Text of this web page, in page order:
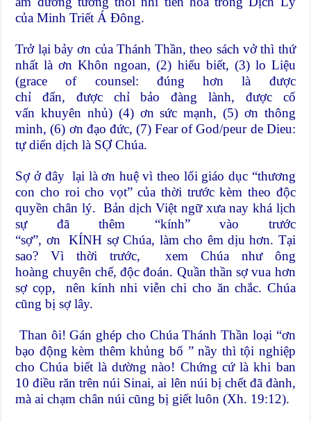
của Minh Triết Á Đông.
Trở lại bảy ơn của Thánh Thần, theo sách vở thì thứ
nhất là ơn Khôn ngoan, (2) hiểu biết, (3) lo Liệu
(grace of counsel: đúng hơn là được
chỉ đẩn, được chỉ bảo đàng lành, được cố
vấn khuyên nhủ) (4) ơn sức mạnh, (5) ơn thông
minh, (6) ơn đạo đức, (7) Fear of God/peur de Dieu:
tự diển dịch là SỢ Chúa.
Sợ ở đây lại là ơn huệ vì theo lối giáo dục “thương
con cho roi cho vọt” của thời trước kèm theo độc
quyền chân lý. Bản dịch Việt ngữ xưa nay khá lịch
sự đã thêm “kính” vào trước
“sợ”, ơn KÍNH sợ Chúa, làm cho êm dịu hơn. Tại
sao? Vì thời trước, xem Chúa như ông
hoàng chuyên chế, độc đoán. Quần thần sợ vua hơn
sợ cọp, nên kính nhi viễn chi cho ăn chắc. Chúa
cũng bị sợ lây.
Than ôi! Gán ghép cho Chúa Thánh Thần loại “ơn
bạo động kèm thêm khủng bố ” nầy thì tội nghiệp
cho Chúa biết là dường nào! Chứng cứ là khi ban
10 điều răn trên núi Sinai, ai lên núi bị chết đã đành,
mà ai chạm chân núi cũng bị giết luôn (Xh. 19:12).